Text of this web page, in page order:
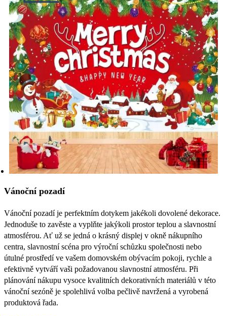
Vánoční pozadí
Vánoční pozadí je perfektním dotykem jakékoli dovolené dekorace.
Jednoduše to zavěste a vyplňte jakýkoli prostor teplou a slavnostní
atmosférou. Ať už se jedná o krásný displej v okně nákupního
centra, slavnostní scéna pro výroční schůzku společnosti nebo
útulné prostředí ve vašem domovském obývacím pokoji, rychle a
efektivně vytváří vaši požadovanou slavnostní atmosféru. Při
plánování nákupu vysoce kvalitních dekorativních materiálů v této
vánoční sezóně je spolehlivá volba pečlivě navržená a vyrobená
produktová řada.